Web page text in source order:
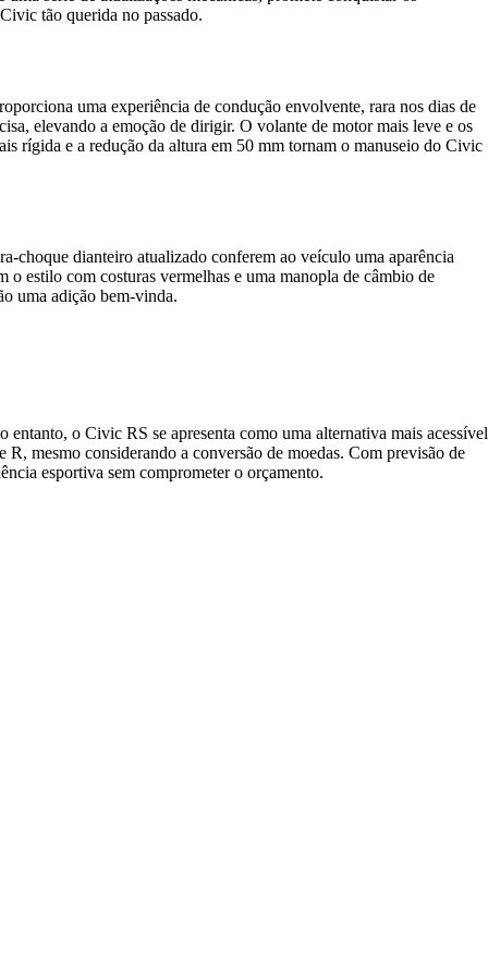
tão querida no passado.
uma experiência de condução envolvente, rara nos dias de
elevando a emoção de dirigir. O volante de motor mais leve e os
rígida e a redução da altura em 50 mm tornam o manuseio do Civic
choque dianteiro atualizado conferem ao veículo uma aparência
estilo com costuras vermelhas e uma manopla de câmbio de
uma adição bem-vinda.
o Civic RS se apresenta como uma alternativa mais acessível
mesmo considerando a conversão de moedas. Com previsão de
esportiva sem comprometer o orçamento.